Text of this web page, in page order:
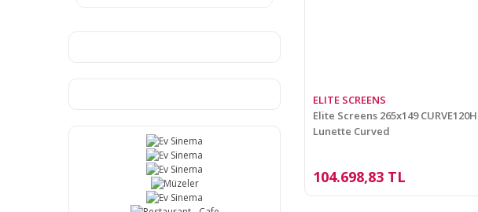
ELITE SCREENS
Elite Screens 265x149 CURVE120H
Lunette Curved
104.698,83 TL